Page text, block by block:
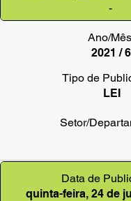
-
Ano/
2021 / 6
Tipo de
LEI
Setor/
Data de
quinta-feira, 24 de